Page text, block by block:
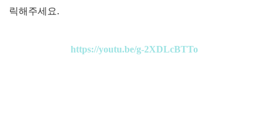
릭해주세요.
https://youtu.be/g-2XDLcBTTo